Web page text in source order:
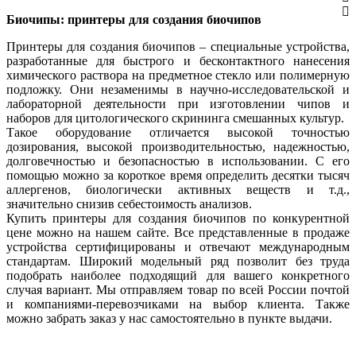
Биочипы: принтеры для создания биочипов
Принтеры для создания биочипов – специальные устройства,
разработанные для быстрого и бесконтактного нанесения
химического раствора на предметное стекло или полимерную
подложку. Они незаменимы в научно-исследовательской и
лабораторной деятельности при изготовлении чипов и
наборов для цитологического скрининга смешанных культур.
Такое оборудование отличается высокой точностью
дозирования, высокой производительностью, надежностью,
долговечностью и безопасностью в использовании. С его
помощью можно за короткое время определить десятки тысяч
аллергенов, биологически активных веществ и т.д.,
значительно снизив себестоимость анализов.
Купить принтеры для создания биочипов по конкурентной
цене можно на нашем сайте. Все представленные в продаже
устройства сертифицированы и отвечают международным
стандартам. Широкий модельный ряд позволит без труда
подобрать наиболее подходящий для вашего конкретного
случая вариант. Мы отправляем товар по всей России почтой
и компаниями-перевозчиками на выбор клиента. Также
можно забрать заказ у нас самостоятельно в пункте выдачи.